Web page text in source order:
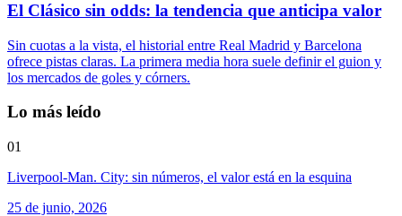
El Clásico sin odds: la tendencia que anticipa valor
Sin cuotas a la vista, el historial entre Real Madrid y Barcelona
ofrece pistas claras. La primera media hora suele definir el guion y
los mercados de goles y córners.
Lo más leído
01
Liverpool-Man. City: sin números, el valor está en la esquina
25 de junio, 2026